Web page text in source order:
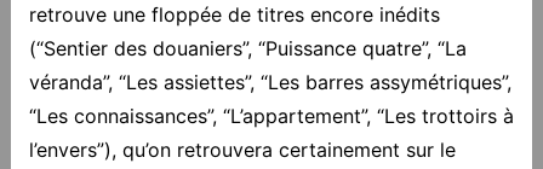
retrouve une floppée de titres encore inédits
(“Sentier des douaniers”, “Puissance quatre”, “La
véranda”, “Les assiettes”, “Les barres assymétriques”,
“Les connaissances”, “L’appartement”, “Les trottoirs à
l’envers”), qu’on retrouvera certainement sur le